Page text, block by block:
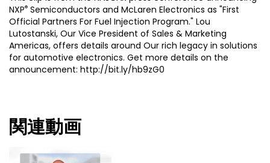
NXP® Semiconductors and McLaren Electronics as "First
Official Partners For Fuel Injection Program." Lou
Lutostanski, Our Vice President of Sales & Marketing
Americas, offers details around Our rich legacy in solutions
for automotive electronics. Get more details on the
announcement: http://bit.ly/hb9zG0
関連動画